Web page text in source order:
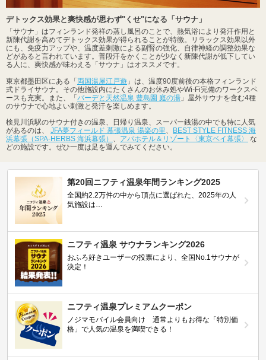
デトックス効果と爽快感が思わず"くせ"になる「サウナ」
「サウナ」はフィンランド発祥の蒸し風呂のことで、熱気浴により発汗作用と
新陳代謝を高めてデトックス効果が得られることが特徴。リラックス効果以外
にも、免疫力アップや、温度差刺激による副腎の強化、自律神経の調整効果な
どがあると言われています。普段汗をかくことが少なく新陳代謝が低下してい
る人に、爽快感が味わえる「サウナ」はオススメです。
東京都墨田区にある「 両国湯屋江戸遊 」は、温度90度前後の本格フィンランド
式ドライサウナ。その他施設内にたくさんのお休み処やWi-Fi完備のワークスペ
ースも充実。また、「 バーデと天然温泉 豊島園 庭の湯 」屋外サウナを含む4種
のサウナで心地よい刺激と発汗を楽しめます。
検見川浜駅のサウナ付きの温泉、日帰り温泉、スーパー銭湯の中でも特に人気
があるのは、 JFA夢フィールド 幕張温泉 湯楽の里、
BEST STYLE FITNESS 海
浜幕張（SPA-HERBS 海浜幕張） 、 アパホテル＆リゾート〈東京ベイ幕張〉
な
どの施設です。ぜひ一度は足を運んでみてください。
第20回ニフティ温泉年間ランキング2025
全国約2.2万件の中から頂点に選ばれた、2025年の人
気施設は…
ニフティ温泉 サウナランキング2026
おふろ好きユーザーの投票により、全国No.1サウナが
決定！
ニフティ温泉プレミアムクーポン
ノジマモバイル会員向け 通常よりもお得な「特別価
格」で人気の温泉を満喫できる！